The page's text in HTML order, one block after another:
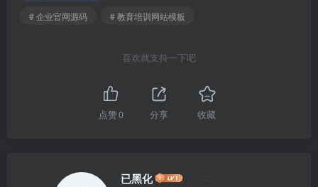
# 企业官网源码
# 教育培训网站模板
喜欢就支持一下吧
点赞0 分享 收藏
已黑化